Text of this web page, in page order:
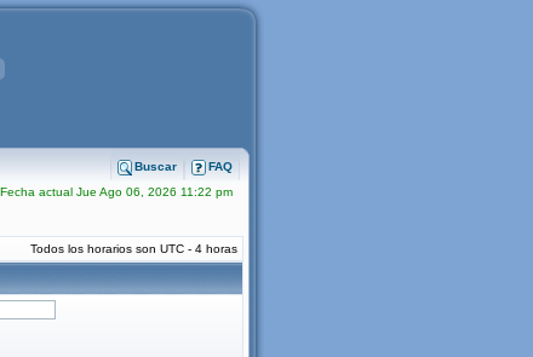
FAQ
Buscar
Fecha actual Jue Ago 06, 2026 11:22 pm
Todos los horarios son UTC - 4 horas